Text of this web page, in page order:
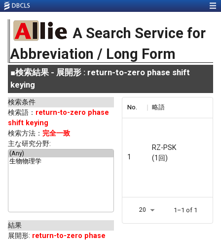
A Search Service for
Abbreviation / Long Form
■検索結果 - 展開形 : return-to-zero phase shift
keying
検索条件
検索語： return-to-zero phase
shift keying
検索方法： 完全一致
主な研究分野:
結果
展開形: return-to-zero phase
No. 略語
1
RZ-PSK
(1回)
20 1–1 of 1